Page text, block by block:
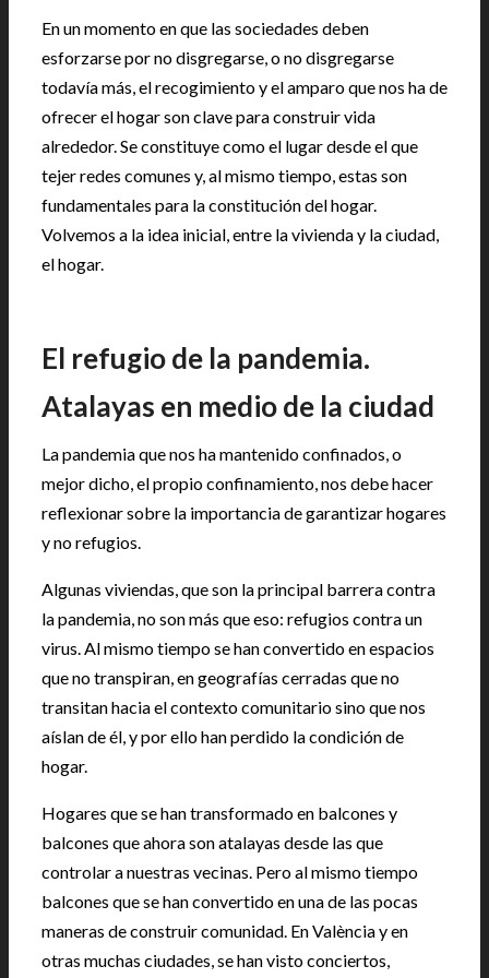
En un momento en que las sociedades deben
esforzarse por no disgregarse, o no disgregarse
todavía más, el recogimiento y el amparo que nos ha de
ofrecer el hogar son clave para construir vida
alrededor. Se constituye como el lugar desde el que
tejer redes comunes y, al mismo tiempo, estas son
fundamentales para la constitución del hogar.
Volvemos a la idea inicial, entre la vivienda y la ciudad,
el hogar.
El refugio de la pandemia.
Atalayas en medio de la ciudad
La pandemia que nos ha mantenido confinados, o
mejor dicho, el propio confinamiento, nos debe hacer
reflexionar sobre la importancia de garantizar hogares
y no refugios.
Algunas viviendas, que son la principal barrera contra
la pandemia, no son más que eso: refugios contra un
virus. Al mismo tiempo se han convertido en espacios
que no transpiran, en geografías cerradas que no
transitan hacia el contexto comunitario sino que nos
aíslan de él, y por ello han perdido la condición de
hogar.
Hogares que se han transformado en balcones y
balcones que ahora son atalayas desde las que
controlar a nuestras vecinas. Pero al mismo tiempo
balcones que se han convertido en una de las pocas
maneras de construir comunidad. En València y en
otras muchas ciudades, se han visto conciertos,